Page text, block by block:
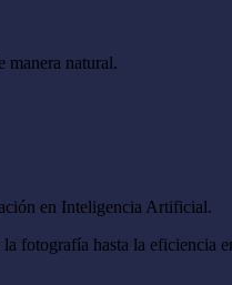
manera natural.
en Inteligencia Artificial.
fotografía hasta la eficiencia